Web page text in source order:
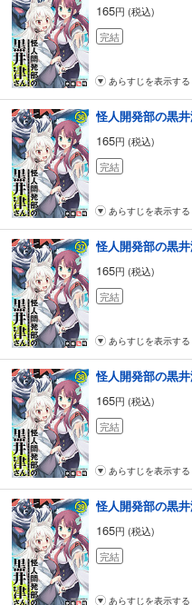
165円 (税込)
完結
あらすじを表示する
怪人開発部の黒
165円 (税込)
完結
あらすじを表示する
怪人開発部の黒
165円 (税込)
完結
あらすじを表示する
怪人開発部の黒
165円 (税込)
完結
あらすじを表示する
怪人開発部の黒
165円 (税込)
完結
あらすじを表示する